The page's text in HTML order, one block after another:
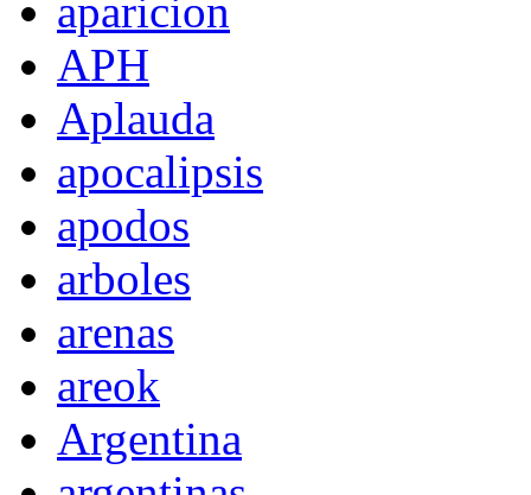
aparicion
APH
Aplauda
apocalipsis
apodos
arboles
arenas
areok
Argentina